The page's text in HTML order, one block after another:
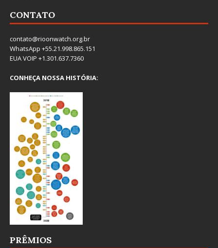
CONTATO
contato@rioonwatch.org.br
WhatsApp +55.21.998.865.151
EUA VOIP +1.301.637.7360
CONHEÇA NOSSA HISTÓRIA:
PRÊMIOS